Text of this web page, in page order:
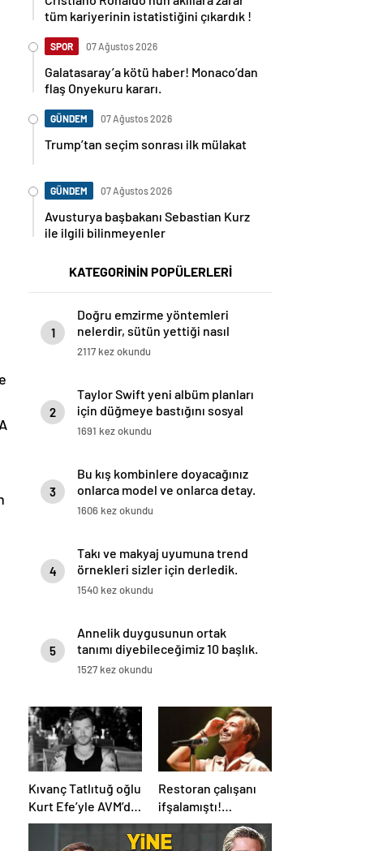
tüm kariyerinin istatistiğini çıkardık !
SPOR 07 Ağustos 2026
Galatasaray’a kötü haber! Monaco’dan
flaş Onyekuru kararı.
GÜNDEM 07 Ağustos 2026
Trump’tan seçim sonrası ilk mülakat
GÜNDEM 07 Ağustos 2026
Avusturya başbakanı Sebastian Kurz
ile ilgili bilinmeyenler
KATEGORİNİN POPÜLERLERİ
1
Doğru emzirme yöntemleri
nelerdir, sütün yettiği nasıl
anlaşılır?
2117 kez okundu
2
Taylor Swift yeni albüm planları
için düğmeye bastığını sosyal
medyadan duyurdu!
1691 kez okundu
3
Bu kış kombinlere doyacağınız
onlarca model ve onlarca detay.
1606 kez okundu
4
Takı ve makyaj uyumuna trend
örnekleri sizler için derledik.
1540 kez okundu
5
Annelik duygusunun ortak
tanımı diyebileceğimiz 10 başlık.
1527 kez okundu
Kıvanç Tatlıtuğ oğlu
Kurt Efe’yle AVM’de
görüntülendi!
“Birlikte geçirdiğimi
Restoran çalışanı
ifşalamıştı!
Yalın’dan ‘maden
suyu için beni